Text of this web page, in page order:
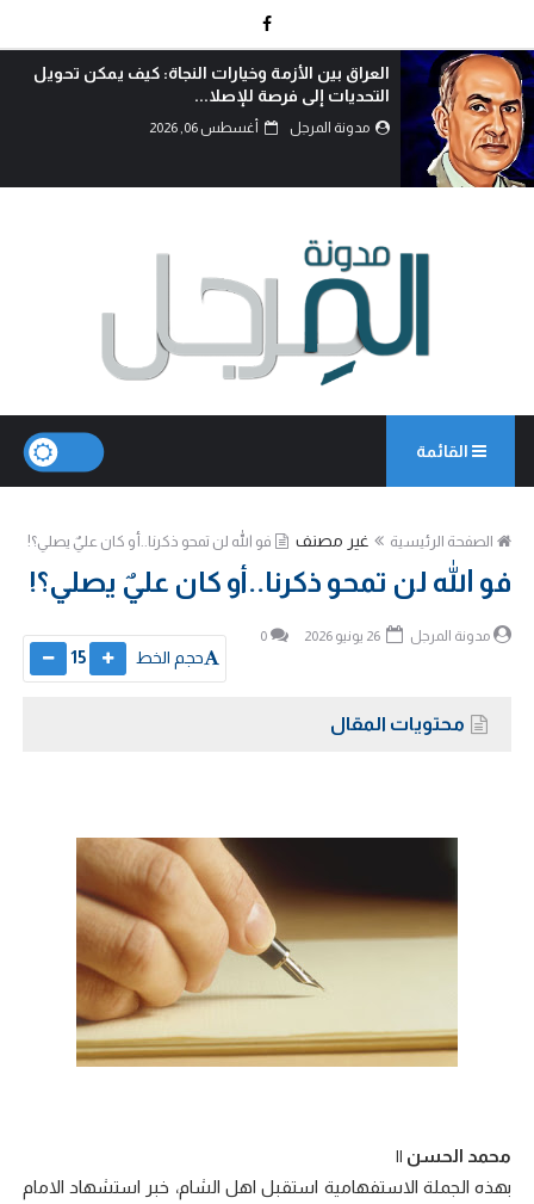
وخيارات النجاة: كيف يمكن تحويل
فرصة للإصلا...
أغسطس 06, 2026
القائمة
الصفحة الرئيسية غير مصنف فو الله لن تمحو ذكرنا..أو كان عليٌ يصلي؟!
فو الله لن تمحو ذكرنا..أو كان عليٌ يصلي؟!
مدونة المرجل 0
حجم الخط 15
محتويات المقال
محمد الحسن ||
بهذه الجملة الاستفهامية استقبل اهل الشام، خبر استشهاد الامام